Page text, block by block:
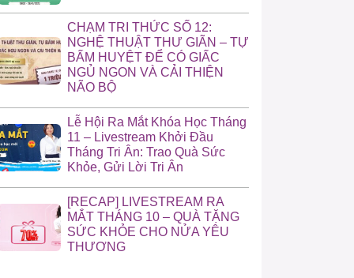
CHẠM TRI THỨC SỐ 12:
NGHỆ THUẬT THƯ GIÃN – TỰ
BẤM HUYỆT ĐỂ CÓ GIẤC
NGỦ NGON VÀ CẢI THIỆN
NÃO BỘ
Lễ Hội Ra Mắt Khóa Học Tháng
11 – Livestream Khởi Đầu
Tháng Tri Ân: Trao Quà Sức
Khỏe, Gửi Lời Tri Ân
[RECAP] LIVESTREAM RA
MẮT THÁNG 10 – QUÀ TẶNG
SỨC KHỎE CHO NỬA YÊU
THƯƠNG